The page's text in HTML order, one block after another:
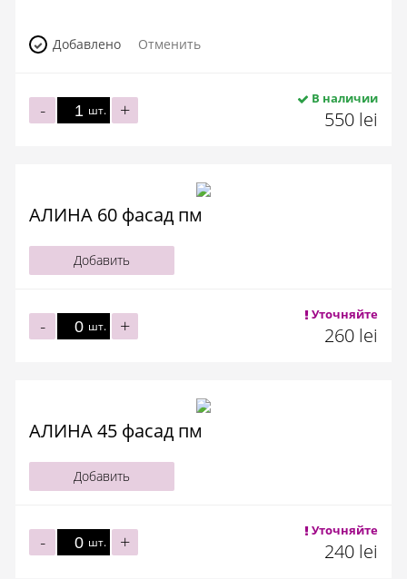
Добавлено Отменить
шт. +
- В наличии
550 lei
АЛИНА 60 фасад пм
Добавить
шт. +
- Уточняйте
260 lei
АЛИНА 45 фасад пм
Добавить
шт. +
- Уточняйте
240 lei